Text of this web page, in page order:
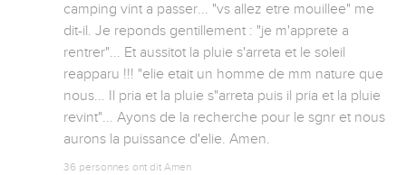
camping vint a passer... "vs allez etre mouillee" me
dit-il. Je reponds gentillement : "je m'apprete a
rentrer"... Et aussitot la pluie s'arreta et le soleil
reapparu !!! "elie etait un homme de mm nature que
nous... Il pria et la pluie s"arreta puis il pria et la pluie
revint"... Ayons de la recherche pour le sgnr et nous
aurons la puissance d'elie. Amen.
36 personnes ont dit Amen